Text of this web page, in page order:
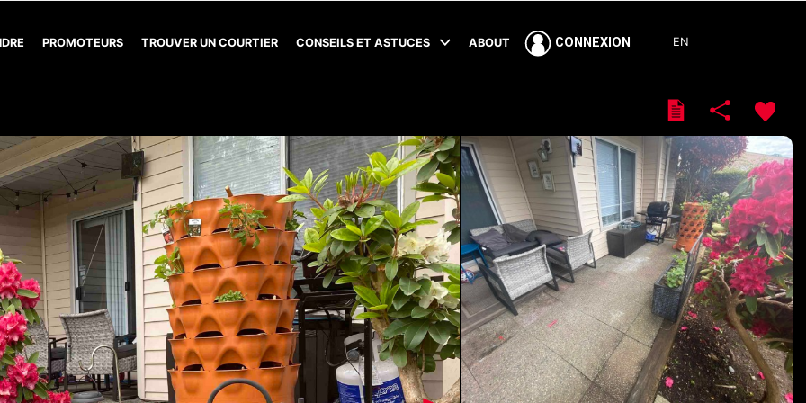
PROMOTEURS TROUVER UN COURTIER CONSEILS ET ASTUCES ABOUT CONNEXION EN